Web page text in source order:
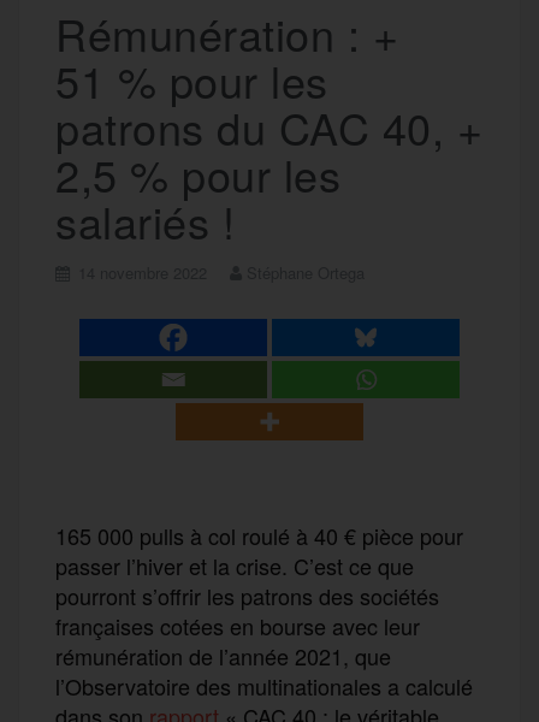
Rémunération : +
51 % pour les
patrons du CAC 40, +
2,5 % pour les
salariés !
165 000 pulls à col roulé à 40 € pièce pour
passer l’hiver et la crise. C’est ce que
pourront s’offrir les patrons des sociétés
françaises cotées en bourse avec leur
rémunération de l’année 2021, que
l’Observatoire des multinationales a calculé
dans son rapport « CAC 40 : le véritable